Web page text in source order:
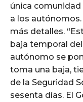
única
a los
más detalles.
baja temporal
autónomo se
toma una baja,
de la Seguridad
sesenta días. El